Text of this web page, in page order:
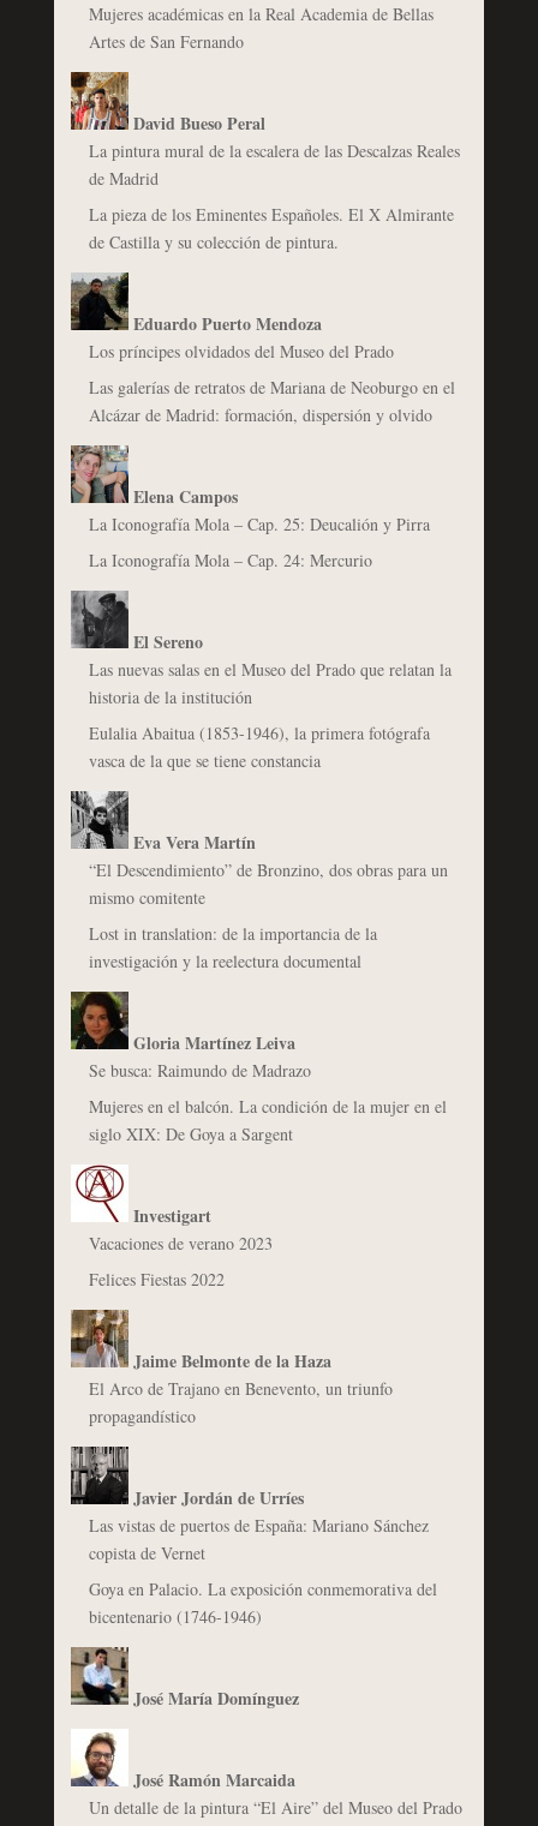
Mujeres académicas en la Real Academia de Bellas
Artes de San Fernando
David Bueso Peral
La pintura mural de la escalera de las Descalzas Reales
de Madrid
La pieza de los Eminentes Españoles. El X Almirante
de Castilla y su colección de pintura.
Eduardo Puerto Mendoza
Los príncipes olvidados del Museo del Prado
Las galerías de retratos de Mariana de Neoburgo en el
Alcázar de Madrid: formación, dispersión y olvido
Elena Campos
La Iconografía Mola – Cap. 25: Deucalión y Pirra
La Iconografía Mola – Cap. 24: Mercurio
El Sereno
Las nuevas salas en el Museo del Prado que relatan la
historia de la institución
Eulalia Abaitua (1853-1946), la primera fotógrafa
vasca de la que se tiene constancia
Eva Vera Martín
“El Descendimiento” de Bronzino, dos obras para un
mismo comitente
Lost in translation: de la importancia de la
investigación y la reelectura documental
Gloria Martínez Leiva
Se busca: Raimundo de Madrazo
Mujeres en el balcón. La condición de la mujer en el
siglo XIX: De Goya a Sargent
Investigart
Vacaciones de verano 2023
Felices Fiestas 2022
Jaime Belmonte de la Haza
El Arco de Trajano en Benevento, un triunfo
propagandístico
Javier Jordán de Urríes
Las vistas de puertos de España: Mariano Sánchez
copista de Vernet
Goya en Palacio. La exposición conmemorativa del
bicentenario (1746-1946)
José María Domínguez
José Ramón Marcaida
Un detalle de la pintura “El Aire” del Museo del Prado